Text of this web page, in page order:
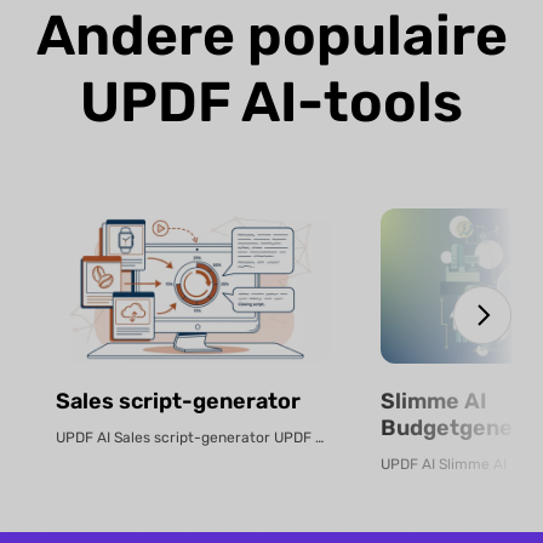
Andere populaire
UPDF AI-tools
Sales script-generator
UPDF AI Sales script-generator UPDF AI zet product-PDF's of beschrijvingen...
Slimme AI
Gratis Online